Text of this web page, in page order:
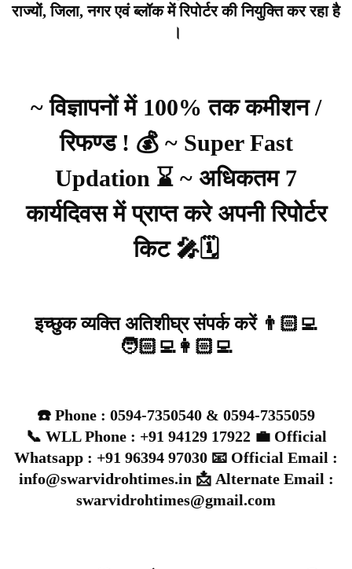
राज्यों, जिला, नगर एवं ब्लॉक में रिपोर्टर की नियुक्ति कर रहा है
।
~ विज्ञापनों में 100% तक कमीशन /
रिफण्ड ! 💰 ~ Super Fast
Updation ⌛ ~ अधिकतम 7
कार्यदिवस में प्राप्त करे अपनी रिपोर्टर
किट 🎤🗓️
इच्छुक व्यक्ति अतिशीघ्र संपर्क करें 👨🏻‍💻
🧑🏻‍💻👩🏻‍💻
☎️ Phone : 0594-7350540 & 0594-7355059
📞 WLL Phone : +91 94129 17922 💼 Official
Whatsapp : +91 96394 97030 📧 Official Email :
info@swarvidrohtimes.in 📩 Alternate Email :
swarvidrohtimes@gmail.com